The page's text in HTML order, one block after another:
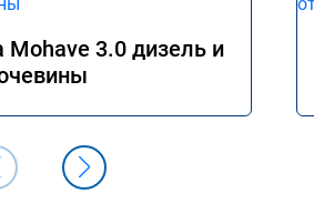
Mohave 3.0 дизель и